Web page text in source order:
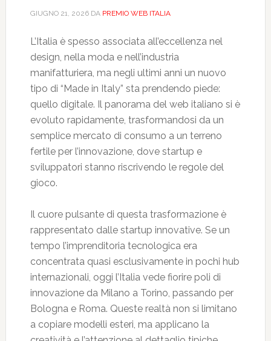
GIUGNO 21, 2026DA PREMIO WEB ITALIA
L’Italia è spesso associata all’eccellenza nel
design, nella moda e nell’industria
manifatturiera, ma negli ultimi anni un nuovo
tipo di “Made in Italy” sta prendendo piede:
quello digitale. Il panorama del web italiano si è
evoluto rapidamente, trasformandosi da un
semplice mercato di consumo a un terreno
fertile per l’innovazione, dove startup e
sviluppatori stanno riscrivendo le regole del
gioco.
Il cuore pulsante di questa trasformazione è
rappresentato dalle startup innovative. Se un
tempo l’imprenditoria tecnologica era
concentrata quasi esclusivamente in pochi hub
internazionali, oggi l’Italia vede fiorire poli di
innovazione da Milano a Torino, passando per
Bologna e Roma. Queste realtà non si limitano
a copiare modelli esteri, ma applicano la